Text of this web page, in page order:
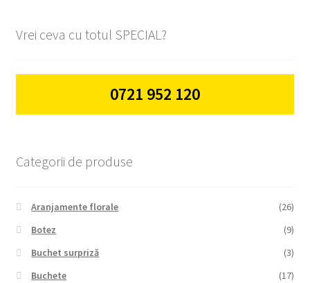
Vrei ceva cu totul SPECIAL?
0721 952 120
Categorii de produse
Aranjamente florale
(26)
Botez
(9)
Buchet surpriză
(3)
Buchete
(17)